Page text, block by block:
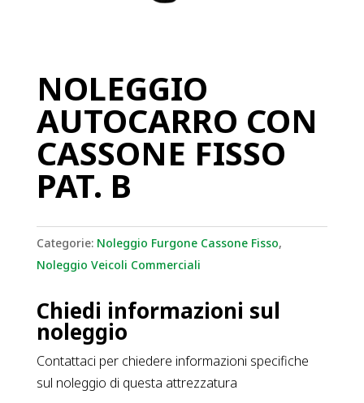
NOLEGGIO
AUTOCARRO CON
CASSONE FISSO
PAT. B
Categorie: Noleggio Furgone Cassone Fisso,
Noleggio Veicoli Commerciali
Chiedi informazioni sul
noleggio
Contattaci per chiedere informazioni specifiche
sul noleggio di questa attrezzatura